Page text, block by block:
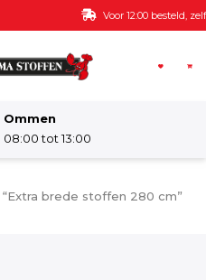
zelfde dag verzonden
Ommen
08:00 tot 13:00
brede stoffen 280 cm”